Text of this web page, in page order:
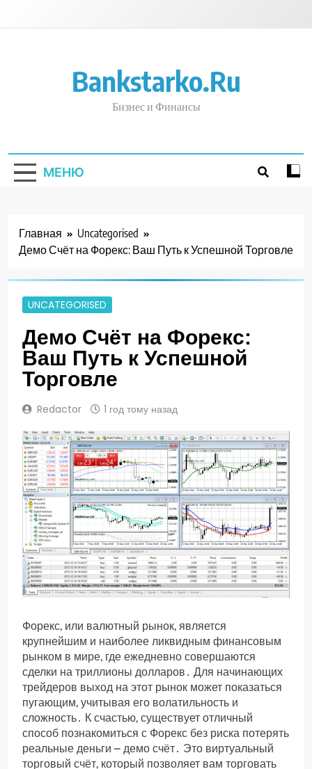
Bankstarko.ru
Бизнес и Финансы
МЕНЮ
Главная
Uncategorised
Демо Счёт на Форекс: Ваш Путь к Успешной Торговле
UNCATEGORISED
Демо Счёт на Форекс:
Ваш Путь к Успешной
Торговле
Redactor 1 год тому назад
Форекс, или валютный рынок, является
крупнейшим и наиболее ликвидным финансовым
рынком в мире, где ежедневно совершаются
сделки на триллионы долларов․ Для начинающих
трейдеров выход на этот рынок может показаться
пугающим, учитывая его волатильность и
сложность․ К счастью, существует отличный
способ познакомиться с Форекс без риска потерять
реальные деньги – демо счёт․ Это виртуальный
торговый счёт, который позволяет вам торговать